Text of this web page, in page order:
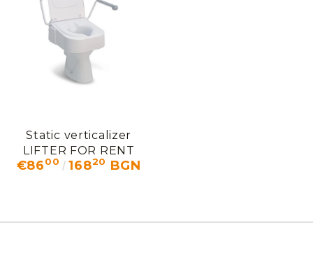
Static verticalizer
LIFTER FOR RENT
€8600 16820 BGN